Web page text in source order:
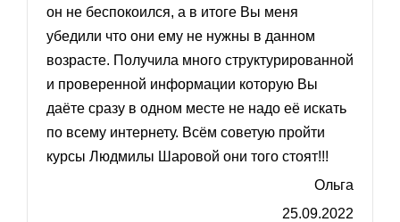
он не беспокоился, а в итоге Вы меня
убедили что они ему не нужны в данном
возрасте. Получила много структурированной
и проверенной информации которую Вы
даёте сразу в одном месте не надо её искать
по всему интернету. Всём советую пройти
курсы Людмилы Шаровой они того стоят!!!
Ольга
25.09.2022